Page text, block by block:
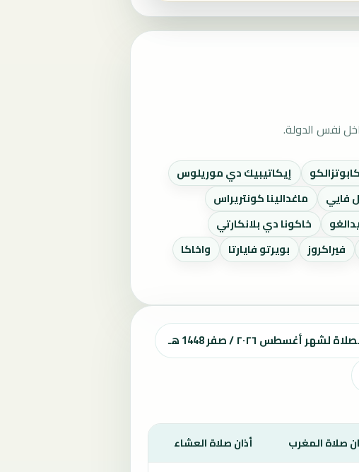
نفس الدولة.
إيكاتيبيك دي موريلوس
فايي
ماغدالينا كونتريراس
خاكونا دي بلانكارتي
فيراكروز بويرتو فايارتا
واخاكا
أغسطس ٢٠٢٦ / صفر 1448 هـ
صلاة المغرب أذان صلاة العشاء